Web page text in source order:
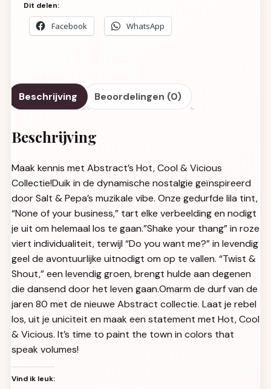
Dit delen:
Facebook WhatsApp
Beschrijving Beoordelingen (0)
Beschrijving
Maak kennis met Abstract’s Hot, Cool & Vicious
Collectie!Duik in de dynamische nostalgie geïnspireerd
door Salt & Pepa’s muzikale vibe. Onze gedurfde lila tint,
“None of your business,” tart elke verbeelding en nodigt
je uit om helemaal los te gaan.”Shake your thang” in roze
viert individualiteit, terwijl “Do you want me?” in levendig
geel de avontuurlijke uitnodigt om op te vallen. “Twist &
Shout,” een levendig groen, brengt hulde aan degenen
die dansend door het leven gaan.Omarm de durf van de
jaren 80 met de nieuwe Abstract collectie. Laat je rebel
los, uit je uniciteit en maak een statement met Hot, Cool
& Vicious. It’s time to paint the town in colors that
speak volumes!
Vind ik leuk: